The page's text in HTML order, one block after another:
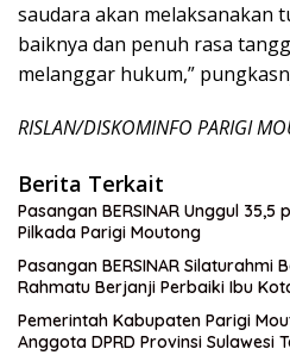
saudara akan melaksanakan
baiknya dan penuh rasa
melanggar hukum,”
RISLAN/DISKOMINFO PARIGI
Berita Terkait
Pasangan BERSINAR Unggul
Pilkada Parigi Moutong
Pasangan BERSINAR Silaturahmi
Rahmatu Berjanji Perbaiki Ibu
Pemerintah Kabupaten Parigi
Anggota DPRD Provinsi Sulawesi